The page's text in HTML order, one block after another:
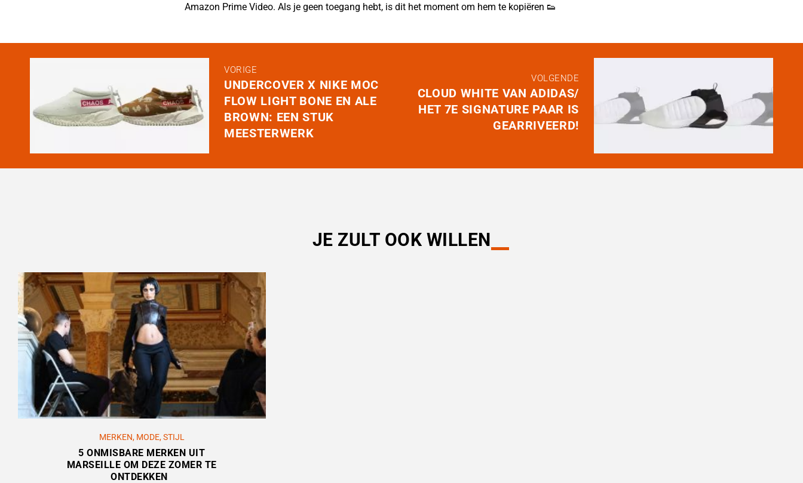
Amazon Prime Video. Als je geen toegang hebt, is dit het moment om hem te kopiëren 👟
VORIGE
UNDERCOVER X NIKE MOC
FLOW LIGHT BONE EN ALE
BROWN: EEN STUK
MEESTERWERK
VOLGENDE
CLOUD WHITE VAN ADIDAS/
HET 7E SIGNATURE PAAR IS
GEARRIVEERD!
JE ZULT OOK WILLEN
MERKEN, MODE,STIJL
5 ONMISBARE MERKEN UIT
MARSEILLE OM DEZE ZOMER TE
ONTDEKKEN